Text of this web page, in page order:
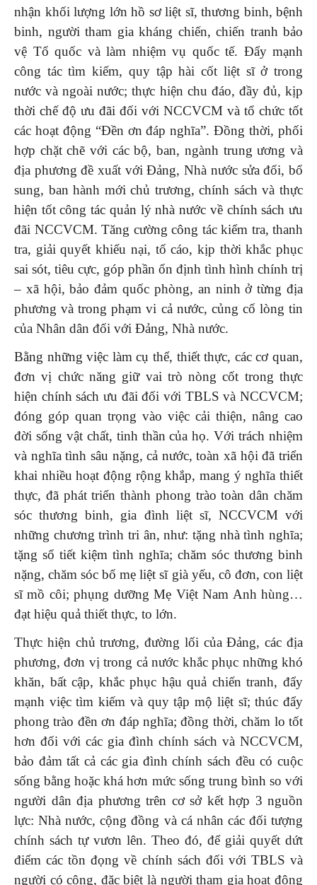
nhận khối lượng lớn hồ sơ liệt sĩ, thương binh, bệnh
binh, người tham gia kháng chiến, chiến tranh bảo
vệ Tổ quốc và làm nhiệm vụ quốc tế. Đẩy mạnh
công tác tìm kiếm, quy tập hài cốt liệt sĩ ở trong
nước và ngoài nước; thực hiện chu đáo, đầy đủ, kịp
thời chế độ ưu đãi đối với NCCVCM và tổ chức tốt
các hoạt động “Đền ơn đáp nghĩa”. Đồng thời, phối
hợp chặt chẽ với các bộ, ban, ngành trung ương và
địa phương đề xuất với Đảng, Nhà nước sửa đổi, bổ
sung, ban hành mới chủ trương, chính sách và thực
hiện tốt công tác quản lý nhà nước về chính sách ưu
đãi NCCVCM. Tăng cường công tác kiểm tra, thanh
tra, giải quyết khiếu nại, tố cáo, kịp thời khắc phục
sai sót, tiêu cực, góp phần ổn định tình hình chính trị
– xã hội, bảo đảm quốc phòng, an ninh ở từng địa
phương và trong phạm vi cả nước, củng cố lòng tin
của Nhân dân đối với Đảng, Nhà nước.
Bằng những việc làm cụ thể, thiết thực, các cơ quan,
đơn vị chức năng giữ vai trò nòng cốt trong thực
hiện chính sách ưu đãi đối với TBLS và NCCVCM;
đóng góp quan trọng vào việc cải thiện, nâng cao
đời sống vật chất, tinh thần của họ. Với trách nhiệm
và nghĩa tình sâu nặng, cả nước, toàn xã hội đã triển
khai nhiều hoạt động rộng khắp, mang ý nghĩa thiết
thực, đã phát triển thành phong trào toàn dân chăm
sóc thương binh, gia đình liệt sĩ, NCCVCM với
những chương trình tri ân, như: tặng nhà tình nghĩa;
tặng sổ tiết kiệm tình nghĩa; chăm sóc thương binh
nặng, chăm sóc bố mẹ liệt sĩ già yếu, cô đơn, con liệt
sĩ mồ côi; phụng dưỡng Mẹ Việt Nam Anh hùng…
đạt hiệu quả thiết thực, to lớn.
Thực hiện chủ trương, đường lối của Đảng, các địa
phương, đơn vị trong cả nước khắc phục những khó
khăn, bất cập, khắc phục hậu quả chiến tranh, đẩy
mạnh việc tìm kiếm và quy tập mộ liệt sĩ; thúc đẩy
phong trào đền ơn đáp nghĩa; đồng thời, chăm lo tốt
hơn đối với các gia đình chính sách và NCCVCM,
bảo đảm tất cả các gia đình chính sách đều có cuộc
sống bằng hoặc khá hơn mức sống trung bình so với
người dân địa phương trên cơ sở kết hợp 3 nguồn
lực: Nhà nước, cộng đồng và cá nhân các đối tượng
chính sách tự vươn lên. Theo đó, để giải quyết dứt
điểm các tồn đọng về chính sách đối với TBLS và
người có công, đặc biệt là người tham gia hoạt động